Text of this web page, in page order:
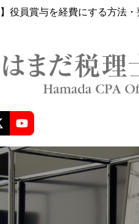
役員賞与を経費にする方法